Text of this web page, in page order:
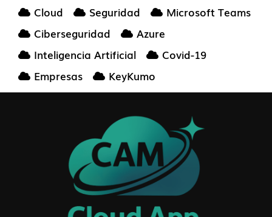
Cloud
Seguridad
Microsoft Teams
Ciberseguridad
Azure
Inteligencia Artificial
Covid-19
Empresas
KeyKumo